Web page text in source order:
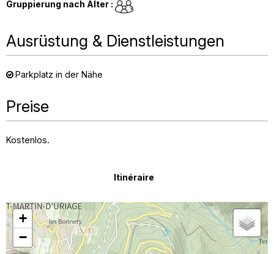
Gruppierung nach Alter :
Ausrüstung & Dienstleistungen
Parkplatz in der Nähe
Preise
Kostenlos.
Itinéraire
+
−